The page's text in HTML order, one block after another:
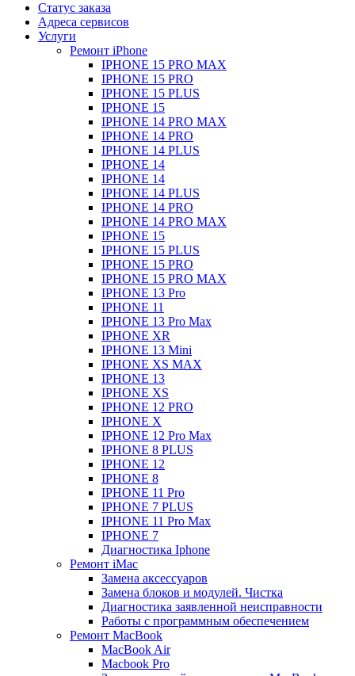
Статус заказа
Адреса сервисов
Услуги
Ремонт iPhone
IPHONE 15 PRO MAX
IPHONE 15 PRO
IPHONE 15 PLUS
IPHONE 15
IPHONE 14 PRO MAX
IPHONE 14 PRO
IPHONE 14 PLUS
IPHONE 14
IPHONE 14
IPHONE 14 PLUS
IPHONE 14 PRO
IPHONE 14 PRO MAX
IPHONE 15
IPHONE 15 PLUS
IPHONE 15 PRO
IPHONE 15 PRO MAX
IPHONE 13 Pro
IPHONE 11
IPHONE 13 Pro Max
IPHONE XR
IPHONE 13 Mini
IPHONE XS MAX
IPHONE 13
IPHONE XS
IPHONE 12 PRO
IPHONE X
IPHONE 12 Pro Max
IPHONE 8 PLUS
IPHONE 12
IPHONE 8
IPHONE 11 Pro
IPHONE 7 PLUS
IPHONE 11 Pro Max
IPHONE 7
Диагностика Iphone
Ремонт iMac
Замена аксессуаров
Замена блоков и модулей. Чистка
Диагностика заявленной неисправности
Работы с программным обеспечением
Ремонт MacBook
MacBook Air
Macbook Pro